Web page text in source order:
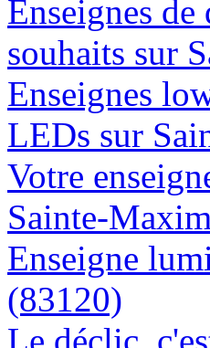
Enseignes
souhaits sur
Enseignes
LEDs sur
Votre
Sainte-
Enseigne
(83120)
Le déclic,